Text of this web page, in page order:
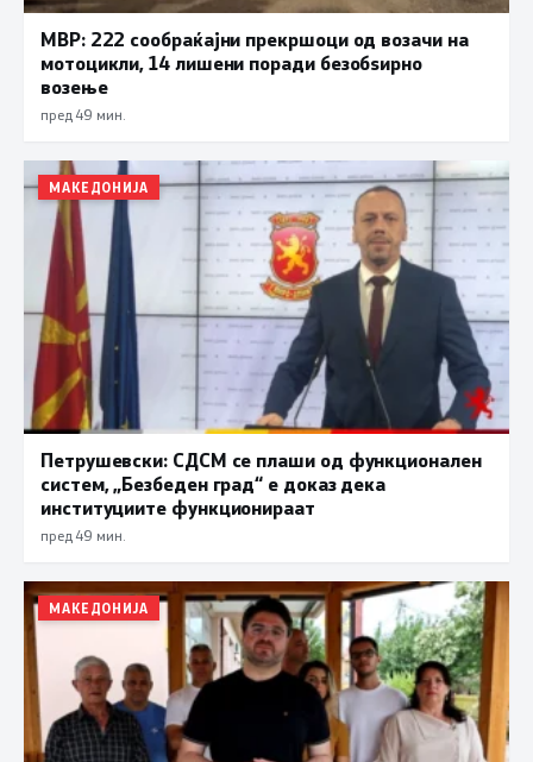
МВР: 222 сообраќајни прекршоци од возачи на
мотоцикли, 14 лишени поради безобѕирно
возење
пред 49 мин.
МАКЕДОНИЈА
Петрушевски: СДСМ се плаши од функционален
систем, „Безбеден град“ е доказ дека
институциите функционираат
пред 49 мин.
МАКЕДОНИЈА